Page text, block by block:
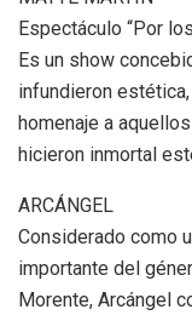
Espectáculo “Por
Es un show
infundieron
homenaje a
hicieron inmortal
ARCÁNGEL
Considerado como
importante del
Morente, Arcángel